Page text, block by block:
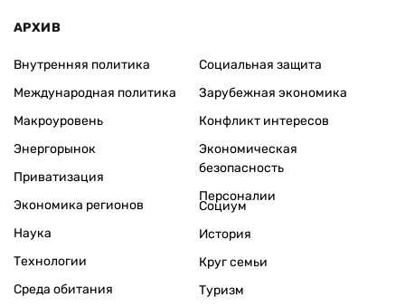
АРХИВ
Внутренняя политика
Международная политика
Макроуровень
Энергорынок
Приватизация
Экономика регионов
Социальная защита
Зарубежная экономика
Конфликт интересов
Экономическая
безопасность
Персоналии
Наука
Технологии
Среда обитания
Социум
История
Круг семьи
Туризм